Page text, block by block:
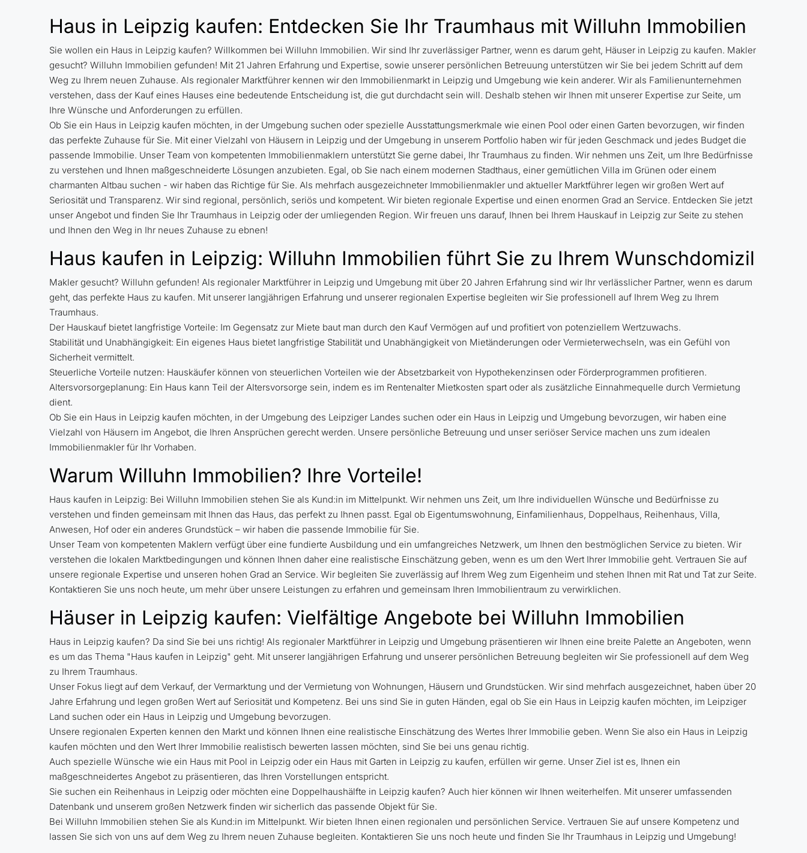
Haus in Leipzig kaufen: Entdecken Sie Ihr Traumhaus mit Willuhn Immobilien
Sie wollen ein Haus in Leipzig kaufen? Willkommen bei Willuhn Immobilien. Wir sind Ihr zuverlässiger Partner, wenn es darum geht, Häuser in Leipzig zu kaufen. Makler
gesucht? Willuhn Immobilien gefunden! Mit 21 Jahren Erfahrung und Expertise, sowie unserer persönlichen Betreuung unterstützen wir Sie bei jedem Schritt auf dem
Weg zu Ihrem neuen Zuhause. Als regionaler Marktführer kennen wir den Immobilienmarkt in Leipzig und Umgebung wie kein anderer. Wir als Familienunternehmen
verstehen, dass der Kauf eines Hauses eine bedeutende Entscheidung ist, die gut durchdacht sein will. Deshalb stehen wir Ihnen mit unserer Expertise zur Seite, um
Ihre Wünsche und Anforderungen zu erfüllen.
Ob Sie ein Haus in Leipzig kaufen möchten, in der Umgebung suchen oder spezielle Ausstattungsmerkmale wie einen Pool oder einen Garten bevorzugen, wir finden
das perfekte Zuhause für Sie. Mit einer Vielzahl von Häusern in Leipzig und der Umgebung in unserem Portfolio haben wir für jeden Geschmack und jedes Budget die
passende Immobilie. Unser Team von kompetenten Immobilienmaklern unterstützt Sie gerne dabei, Ihr Traumhaus zu finden. Wir nehmen uns Zeit, um Ihre Bedürfnisse
zu verstehen und Ihnen maßgeschneiderte Lösungen anzubieten. Egal, ob Sie nach einem modernen Stadthaus, einer gemütlichen Villa im Grünen oder einem
charmanten Altbau suchen - wir haben das Richtige für Sie. Als mehrfach ausgezeichneter Immobilienmakler und aktueller Marktführer legen wir großen Wert auf
Seriosität und Transparenz. Wir sind regional, persönlich, seriös und kompetent. Wir bieten regionale Expertise und einen enormen Grad an Service. Entdecken Sie jetzt
unser Angebot und finden Sie Ihr Traumhaus in Leipzig oder der umliegenden Region. Wir freuen uns darauf, Ihnen bei Ihrem Hauskauf in Leipzig zur Seite zu stehen
und Ihnen den Weg in Ihr neues Zuhause zu ebnen!
Haus kaufen in Leipzig: Willuhn Immobilien führt Sie zu Ihrem Wunschdomizil
Makler gesucht? Willuhn gefunden! Als regionaler Marktführer in Leipzig und Umgebung mit über 20 Jahren Erfahrung sind wir Ihr verlässlicher Partner, wenn es darum
geht, das perfekte Haus zu kaufen. Mit unserer langjährigen Erfahrung und unserer regionalen Expertise begleiten wir Sie professionell auf Ihrem Weg zu Ihrem
Traumhaus.
Der Hauskauf bietet langfristige Vorteile: Im Gegensatz zur Miete baut man durch den Kauf Vermögen auf und profitiert von potenziellem Wertzuwachs.
Stabilität und Unabhängigkeit: Ein eigenes Haus bietet langfristige Stabilität und Unabhängigkeit von Mietänderungen oder Vermieterwechseln, was ein Gefühl von
Sicherheit vermittelt.
Steuerliche Vorteile nutzen: Hauskäufer können von steuerlichen Vorteilen wie der Absetzbarkeit von Hypothekenzinsen oder Förderprogrammen profitieren.
Altersvorsorgeplanung: Ein Haus kann Teil der Altersvorsorge sein, indem es im Rentenalter Mietkosten spart oder als zusätzliche Einnahmequelle durch Vermietung
dient.
Ob Sie ein Haus in Leipzig kaufen möchten, in der Umgebung des Leipziger Landes suchen oder ein Haus in Leipzig und Umgebung bevorzugen, wir haben eine
Vielzahl von Häusern im Angebot, die Ihren Ansprüchen gerecht werden. Unsere persönliche Betreuung und unser seriöser Service machen uns zum idealen
Immobilienmakler für Ihr Vorhaben.
Warum Willuhn Immobilien? Ihre Vorteile!
Haus kaufen in Leipzig: Bei Willuhn Immobilien stehen Sie als Kund:in im Mittelpunkt. Wir nehmen uns Zeit, um Ihre individuellen Wünsche und Bedürfnisse zu
verstehen und finden gemeinsam mit Ihnen das Haus, das perfekt zu Ihnen passt. Egal ob Eigentumswohnung, Einfamilienhaus, Doppelhaus, Reihenhaus, Villa,
Anwesen, Hof oder ein anderes Grundstück – wir haben die passende Immobilie für Sie.
Unser Team von kompetenten Maklern verfügt über eine fundierte Ausbildung und ein umfangreiches Netzwerk, um Ihnen den bestmöglichen Service zu bieten. Wir
verstehen die lokalen Marktbedingungen und können Ihnen daher eine realistische Einschätzung geben, wenn es um den Wert Ihrer Immobilie geht. Vertrauen Sie auf
unsere regionale Expertise und unseren hohen Grad an Service. Wir begleiten Sie zuverlässig auf Ihrem Weg zum Eigenheim und stehen Ihnen mit Rat und Tat zur Seite.
Kontaktieren Sie uns noch heute, um mehr über unsere Leistungen zu erfahren und gemeinsam Ihren Immobilientraum zu verwirklichen.
Häuser in Leipzig kaufen: Vielfältige Angebote bei Willuhn Immobilien
Haus in Leipzig kaufen? Da sind Sie bei uns richtig! Als regionaler Marktführer in Leipzig und Umgebung präsentieren wir Ihnen eine breite Palette an Angeboten, wenn
es um das Thema "Haus kaufen in Leipzig" geht. Mit unserer langjährigen Erfahrung und unserer persönlichen Betreuung begleiten wir Sie professionell auf dem Weg
zu Ihrem Traumhaus.
Unser Fokus liegt auf dem Verkauf, der Vermarktung und der Vermietung von Wohnungen, Häusern und Grundstücken. Wir sind mehrfach ausgezeichnet, haben über 20
Jahre Erfahrung und legen großen Wert auf Seriosität und Kompetenz. Bei uns sind Sie in guten Händen, egal ob Sie ein Haus in Leipzig kaufen möchten, im Leipziger
Land suchen oder ein Haus in Leipzig und Umgebung bevorzugen.
Unsere regionalen Experten kennen den Markt und können Ihnen eine realistische Einschätzung des Wertes Ihrer Immobilie geben. Wenn Sie also ein Haus in Leipzig
kaufen möchten und den Wert Ihrer Immobilie realistisch bewerten lassen möchten, sind Sie bei uns genau richtig.
Auch spezielle Wünsche wie ein Haus mit Pool in Leipzig oder ein Haus mit Garten in Leipzig zu kaufen, erfüllen wir gerne. Unser Ziel ist es, Ihnen ein
maßgeschneidertes Angebot zu präsentieren, das Ihren Vorstellungen entspricht.
Sie suchen ein Reihenhaus in Leipzig oder möchten eine Doppelhaushälfte in Leipzig kaufen? Auch hier können wir Ihnen weiterhelfen. Mit unserer umfassenden
Datenbank und unserem großen Netzwerk finden wir sicherlich das passende Objekt für Sie.
Bei Willuhn Immobilien stehen Sie als Kund:in im Mittelpunkt. Wir bieten Ihnen einen regionalen und persönlichen Service. Vertrauen Sie auf unsere Kompetenz und
lassen Sie sich von uns auf dem Weg zu Ihrem neuen Zuhause begleiten. Kontaktieren Sie uns noch heute und finden Sie Ihr Traumhaus in Leipzig und Umgebung!